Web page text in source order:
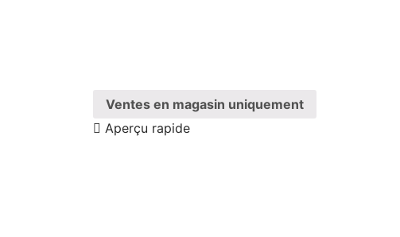
Ventes en magasin uniquement
Aperçu rapide